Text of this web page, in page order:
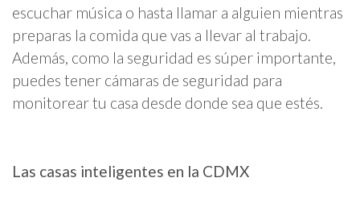
escuchar música o hasta llamar a alguien mientras
preparas la comida que vas a llevar al trabajo.
Además, como la seguridad es súper importante,
puedes tener cámaras de seguridad para
monitorear tu casa desde donde sea que estés.
Las casas inteligentes en la CDMX